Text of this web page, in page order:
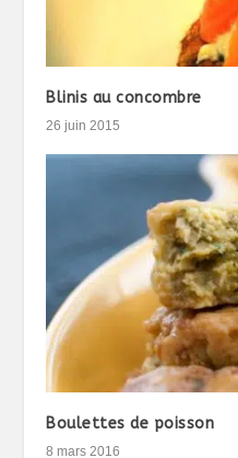
Blinis au concombre
26 juin 2015
Boulettes de poisson
8 mars 2016